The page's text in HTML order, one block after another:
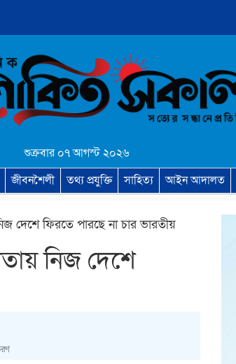
শুক্রবার ০৭ আগস্ট ২০২৬
জীবনশৈলী তথ্য প্রযুক্তি সাহিত্য আইন আদালত
দেশে ফিরতে পারছে না চার ভারতীয়
নিজ দেশে